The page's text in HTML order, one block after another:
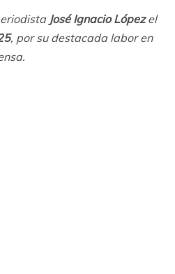
José Ignacio Lópezel
, por su destacada labor en